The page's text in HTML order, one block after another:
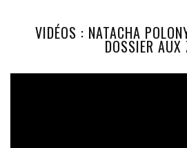
VIDÉOS : NATACHA
DOSSIER AUX